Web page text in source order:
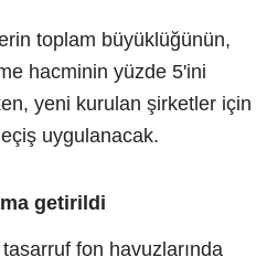
toplam büyüklüğünün,
hacminin yüzde 5'ini
yeni kurulan şirketler için
uygulanacak.
getirildi
fon havuzlarında